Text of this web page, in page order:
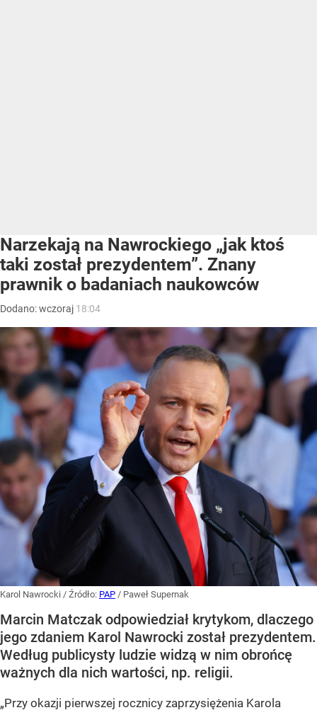
Narzekają na Nawrockiego „jak ktoś
taki został prezydentem”. Znany
prawnik o badaniach naukowców
Dodano:wczoraj 18:04
Karol Nawrocki / Źródło: PAP / Paweł Supernak
Marcin Matczak odpowiedział krytykom, dlaczego
jego zdaniem Karol Nawrocki został prezydentem.
Według publicysty ludzie widzą w nim obrońcę
ważnych dla nich wartości, np. religii.
„Przy okazji pierwszej rocznicy zaprzysiężenia Karola